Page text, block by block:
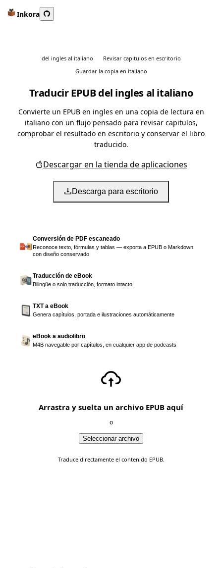
Inkora
del ingles al italiano
Revisar capitulos en escritorio
Guardar la copia en italiano
Traducir EPUB del ingles al italiano
Convierte un EPUB en ingles en una copia de lectura en
italiano con un flujo pensado para revisar capitulos,
comprobar el resultado en escritorio y conservar el libro
traducido.
Descargar en la tienda de aplicaciones
Descarga para escritorio
Conversión de PDF escaneado
Reconoce texto, fórmulas y tablas — exporta a EPUB o Markdown
con diseño conservado
Traducción de eBook
Bilingüe o solo traducción, formato intacto
TXT a eBook
Genera capítulos, portada e ilustraciones automáticamente
eBook a audiolibro
M4B navegable por capítulos, en cualquier app de podcasts
Arrastra y suelta un archivo EPUB aquí
o
Seleccionar archivo
Traduce directamente el contenido EPUB.